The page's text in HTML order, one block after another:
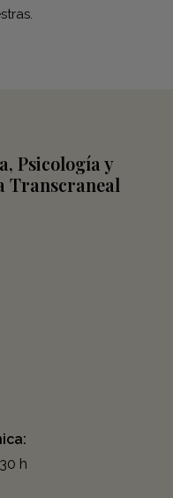
Psicología y
Transcraneal
h